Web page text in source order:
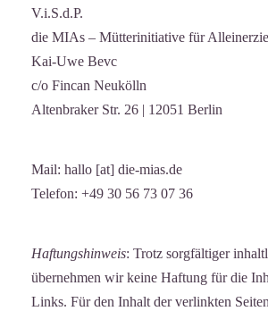
V.i.S.d.P.
die MIAs – Mütterinitiative für
Kai-Uwe Bevc
c/o Fincan Neukölln
Altenbraker Str. 26 | 12051 Berlin
Mail: hallo [at] die-mias.de
Telefon: +49 30 56 73 07 36
Haftungshinweis: Trotz sorgfältiger
übernehmen wir keine Haftung für die
Links. Für den Inhalt der verlinkten